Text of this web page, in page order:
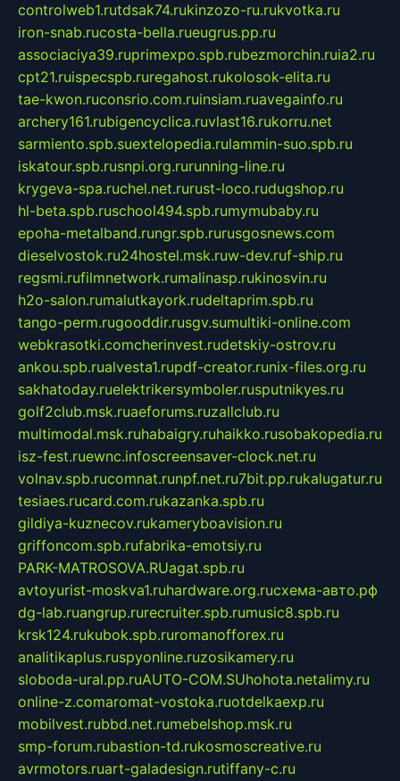
controlweb1.rutdsak74.rukinzozo-ru.rukvotka.ru
iron-snab.rucosta-bella.rueugrus.pp.ru
associaciya39.ruprimexpo.spb.rubezmorchin.ruia2.ru
cpt21.ruispecspb.ruregahost.rukolosok-elita.ru
tae-kwon.ruconsrio.com.ruinsiam.ruavegainfo.ru
archery161.rubigencyclica.ruvlast16.rukorru.net
sarmiento.spb.suextelopedia.rulammin-suo.spb.ru
iskatour.spb.rusnpi.org.rurunning-line.ru
krygeva-spa.ruchel.net.rurust-loco.rudugshop.ru
hl-beta.spb.ruschool494.spb.rumymubaby.ru
epoha-metalband.rungr.spb.rurusgosnews.com
dieselvostok.ru24hostel.msk.ruw-dev.ruf-ship.ru
regsmi.rufilmnetwork.rumalinasp.rukinosvin.ru
h2o-salon.rumalutkayork.rudeltaprim.spb.ru
tango-perm.rugooddir.rusgv.sumultiki-online.com
webkrasotki.comcherinvest.rudetskiy-ostrov.ru
ankou.spb.rualvesta1.rupdf-creator.runix-files.org.ru
sakhatoday.ruelektrikersymboler.rusputnikyes.ru
golf2club.msk.ruaeforums.ruzallclub.ru
multimodal.msk.ruhabaigry.ruhaikko.rusobakopedia.ru
isz-fest.ruewnc.infoscreensaver-clock.net.ru
volnav.spb.rucomnat.runpf.net.ru7bit.pp.rukalugatur.ru
tesiaes.rucard.com.rukazanka.spb.ru
gildiya-kuznecov.rukameryboavision.ru
griffoncom.spb.rufabrika-emotsiy.ru
PARK-MATROSOVA.RUagat.spb.ru
avtoyurist-moskva1.ruhardware.org.ruсхема-авто.рф
dg-lab.ruangrup.rurecruiter.spb.rumusic8.spb.ru
krsk124.rukubok.spb.ruromanofforex.ru
analitikaplus.ruspyonline.ruzosikamery.ru
sloboda-ural.pp.ruAUTO-COM.SUhohota.netalimy.ru
online-z.comaromat-vostoka.ruotdelkaexp.ru
mobilvest.rubbd.net.rumebelshop.msk.ru
smp-forum.rubastion-td.rukosmoscreative.ru
avrmotors.ruart-galadesign.rutiffany-c.ru